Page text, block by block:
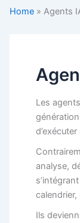
Home » Agents
Les
analyse,
Ils